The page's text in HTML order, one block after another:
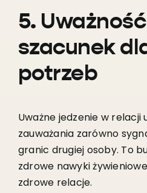
5.
szacunek
potrzeb
Uważne jedzenie w relacji
zauważania zarówno
granic drugiej osoby. To
zdrowe nawyki
zdrowe relacje.